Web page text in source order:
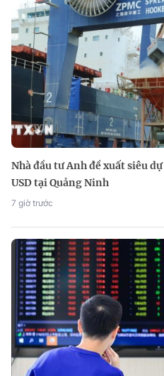
Nhà đầu tư Anh đề xuất siêu
USD tại Quảng Ninh
7 giờ trước